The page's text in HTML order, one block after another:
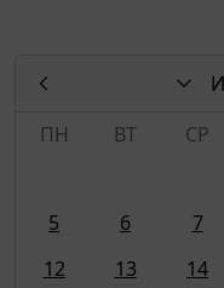
ПН
ВТ СР
5
6 7
12
13 14